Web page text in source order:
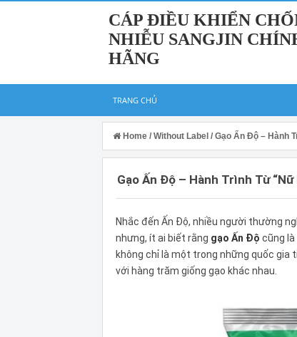
CÁP ĐIỀU KHIỂN
NHIỄU SANGJIN
HÃNG
TRANG CHỦ
Home / Without Label / Gạo Ấn Độ – Hành
Gạo Ấn Độ – Hành Trình Từ
Nhắc đến Ấn Độ, nhiều người thường
nhưng, ít ai biết rằng gạo Ấn Độ cũng
không chỉ là một trong những quốc gia
với hàng trăm giống gạo khác nhau.